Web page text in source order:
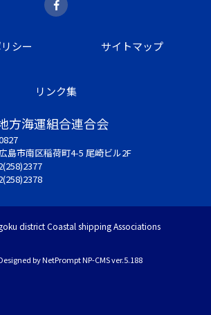
シー サイトマップ
リンク集
方海運組合連合会
島市南区稲荷町4-5 尾崎ビル2F
district Coastal shipping Associations
byNetPromptNP-CMS ver.5.188